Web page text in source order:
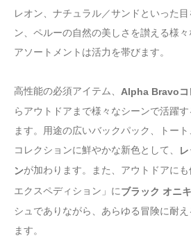
レオン、ナチュラル／サンドといった
ン、ペルーの自然の美しさを讃える様々
アソートメントは活力を帯びます。
高性能の必須アイテム、 Alpha Bravoコ
らアウトドアまで様々なシーンで活躍
ます。用途の広いバックパック、トー
コレクションに鮮やかな新色として、
ンが加わります。また、アウトドアにも
エクスペディション」にブラック オニ
シュでありながら、あらゆる冒険に耐
ます。